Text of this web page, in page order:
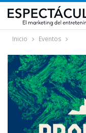
Inicio Eventos